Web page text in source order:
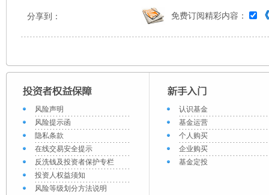
分享到： 免费订阅精彩内容：
风险声明
风险提示函
隐私条款
在线交易安全提示
反洗钱及投资者保护专栏
投资人权益须知
风险等级划分方法说明
认识基金
基金运营
个人购买
企业购买
基金定投